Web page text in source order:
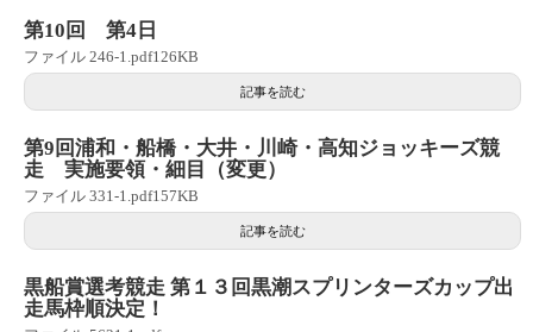
第10回 第4日
ファイル 246-1.pdf126KB
記事を読む
第9回浦和・船橋・大井・川崎・高知ジョッキーズ競
走 実施要領・細目（変更）
ファイル 331-1.pdf157KB
記事を読む
黒船賞選考競走 第１３回黒潮スプリンターズカップ出
走馬枠順決定！